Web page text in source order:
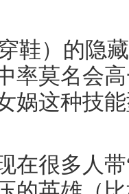
鞋）的隐
率莫名会
娲这种技
在很多人